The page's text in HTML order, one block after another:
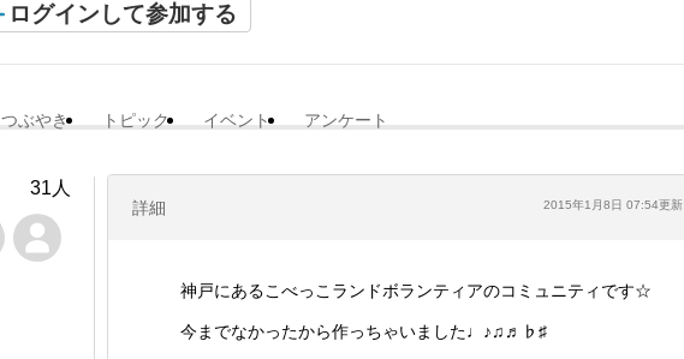
ログインして参加する
つぶやき トピック イベント アンケート
詳細 2015年1月8日 07:54更新
神戸にあるこべっこランドボランティアのコミュニティです☆
今までなかったから作っちゃいました♩♪♫♬♭♯
31人